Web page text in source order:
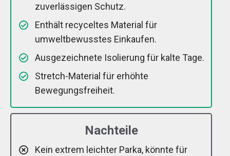
zuverlässigen Schutz.
Enthält recyceltes Material für
umweltbewusstes Einkaufen.
Ausgezeichnete Isolierung für kalte Tage.
Stretch-Material für erhöhte
Bewegungsfreiheit.
Nachteile
Kein extrem leichter Parka, könnte für